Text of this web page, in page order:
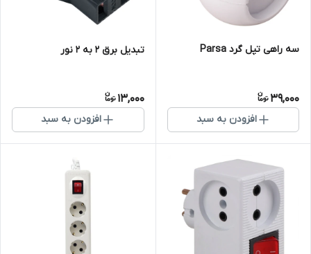
سه راهی تپل گرد Parsa
39,000
افزودن به سبد
تبدیل برق 2 به 2 نور
13,000
افزودن به سبد